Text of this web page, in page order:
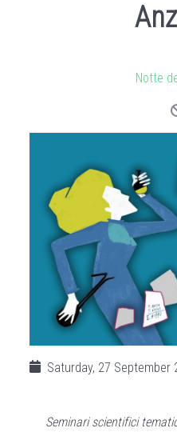
Notte
Saturday, 27 September
Seminari scientifici